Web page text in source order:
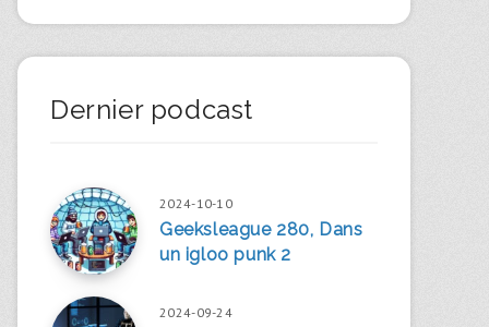
Dernier podcast
2024-10-10
Geeksleague 280, Dans
un igloo punk 2
2024-09-24